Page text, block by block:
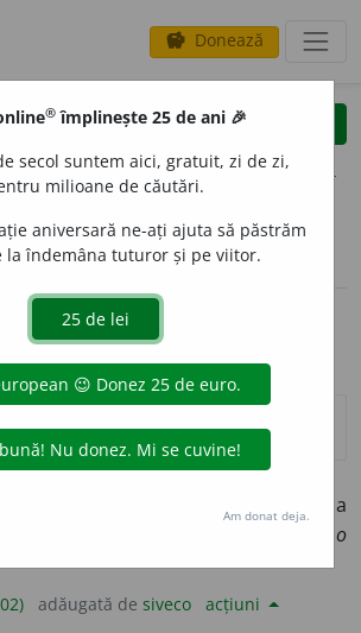
savings Donează
clear
opțiuni
volume_up (1)
170684:
a anula, a desființa, a infirma, a
(pop.) a strica, (înv.) a surpa.
(A ~ o
adăugată de siveco acțiuni
® împlinește 25 de ani 🎉
secol suntem aici, gratuit, zi de zi,
milioane de căutări.
aniversară ne-ați ajuta să păstrăm
la îndemâna tuturor și pe viitor.
Am donat deja.